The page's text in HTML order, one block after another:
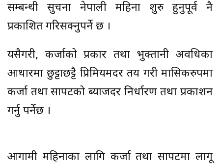
सम्बन्धी सुचना नेपाली महिना शुरु हुनुपूर्व नै
प्रकाशित गरिसक्नुपर्ने छ ।
यसैगरी, कर्जाको प्रकार तथा भुक्तानी अवधिका
आधारमा छुट्टाछट्टै प्रिमियमदर तय गरी मासिकरुपमा
कर्जा तथा सापटको ब्याजदर निर्धारण तथा प्रकाशन
गर्नु पर्नेछ ।
आगामी महिनाका लागि कर्जा तथा सापटमा लागू